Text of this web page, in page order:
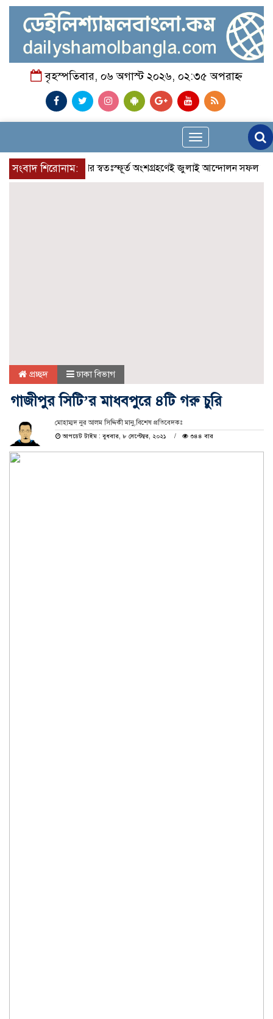
বৃহস্পতিবার, ০৬ অগাস্ট ২০২৬, ০২:৩৫ অপরাহ্ন
Toggle
navigation
সংবাদ শিরোনাম:
আলেমগণের স্বতঃস্ফূর্ত অংশগ্রহণেই জুলাই আন্দোলন সফল হয় :
প্রচ্ছদ ঢাকা বিভাগ
গাজীপুর সিটি’র মাধবপুরে ৪টি গরু চুরি
মোহাম্মদ নুর আলম সিদ্দিকী মানু,বিশেষ প্রতিবেদকঃ
আপডেট টাইম : বুধবার, ৮ সেপ্টেম্বর, ২০২১
৩৪৪ বার